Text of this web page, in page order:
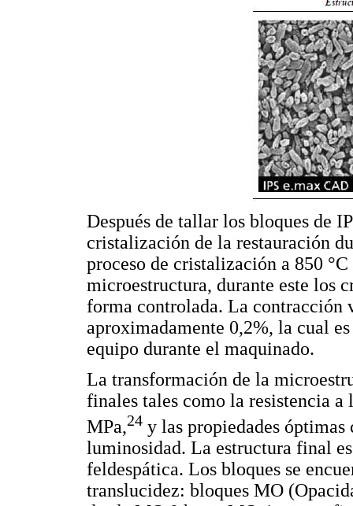
Después de tallar los bloques de
cristalización de la restauración
proceso de cristalización a 850
microestructura, durante este los
forma controlada. La contracción
aproximadamente 0,2%, la cual
equipo durante el maquinado.
La transformación de la
finales tales como la resistencia
MPa,24 y las propiedades
luminosidad. La estructura final
feldespática. Los bloques se
translucidez: bloques MO